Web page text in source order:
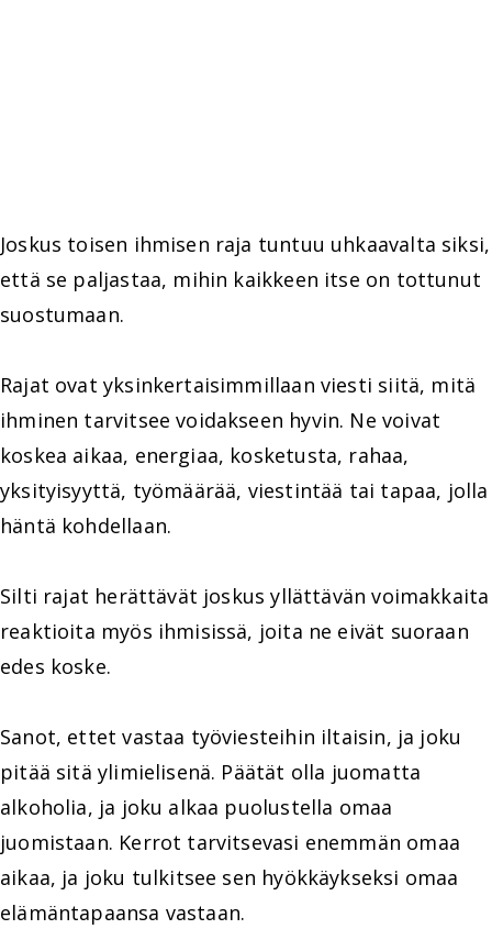
Joskus toisen ihmisen raja tuntuu uhkaavalta siksi,
että se paljastaa, mihin kaikkeen itse on tottunut
suostumaan.
Rajat ovat yksinkertaisimmillaan viesti siitä, mitä
ihminen tarvitsee voidakseen hyvin. Ne voivat
koskea aikaa, energiaa, kosketusta, rahaa,
yksityisyyttä, työmäärää, viestintää tai tapaa, jolla
häntä kohdellaan.
Silti rajat herättävät joskus yllättävän voimakkaita
reaktioita myös ihmisissä, joita ne eivät suoraan
edes koske.
Sanot, ettet vastaa työviesteihin iltaisin, ja joku
pitää sitä ylimielisenä. Päätät olla juomatta
alkoholia, ja joku alkaa puolustella omaa
juomistaan. Kerrot tarvitsevasi enemmän omaa
aikaa, ja joku tulkitsee sen hyökkäykseksi omaa
elämäntapaansa vastaan.